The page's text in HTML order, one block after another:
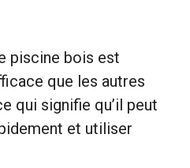
piscine bois est
que les autres
qui signifie qu’il peut
et utiliser